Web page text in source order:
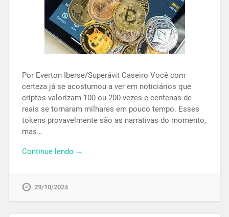
Por Everton Iberse/Superávit Caseiro Você com
certeza já se acostumou a ver em noticiários que
criptos valorizam 100 ou 200 vezes e centenas de
reais se tornaram milhares em pouco tempo. Esses
tokens provavelmente são as narrativas do momento,
mas…
Continue lendo →
29/10/2024